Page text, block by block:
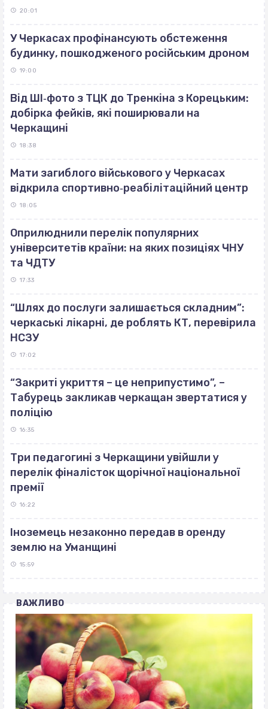
20:01
У Черкасах профінансують обстеження
будинку, пошкодженого російським дроном
19:00
Від ШІ‐фото з ТЦК до Тренкіна з Корецьким:
добірка фейків, які поширювали на
Черкащині
18:38
Мати загиблого військового у Черкасах
відкрила спортивно‐реабілітаційний центр
18:05
Оприлюднили перелік популярних
університетів країни: на яких позиціях ЧНУ
та ЧДТУ
17:33
“Шлях до послуги залишається складним”:
черкаські лікарні, де роблять КТ, перевірила
НСЗУ
17:02
“Закриті укриття – це неприпустимо”, –
Табурець закликав черкащан звертатися у
поліцію
16:35
Три педагогині з Черкащини увійшли у
перелік фіналісток щорічної національної
премії
16:22
Іноземець незаконно передав в оренду
землю на Уманщині
15:59
ВАЖЛИВО